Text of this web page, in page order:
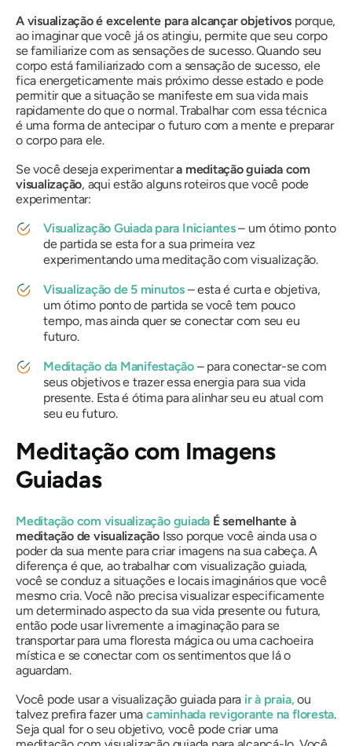
A visualização é excelente para alcançar objetivos porque,
ao imaginar que você já os atingiu, permite que seu corpo
se familiarize com as sensações de sucesso. Quando seu
corpo está familiarizado com a sensação de sucesso, ele
fica energeticamente mais próximo desse estado e pode
permitir que a situação se manifeste em sua vida mais
rapidamente do que o normal. Trabalhar com essa técnica
é uma forma de antecipar o futuro com a mente e preparar
o corpo para ele.
Se você deseja experimentara meditação guiada com
visualização, aqui estão alguns roteiros que você pode
experimentar:
Visualização Guiada para Iniciantes– um ótimo ponto
de partida se esta for a sua primeira vez
experimentando uma meditação com visualização.
Visualização de 5 minutos – esta é curta e objetiva,
um ótimo ponto de partida se você tem pouco
tempo, mas ainda quer se conectar com seu eu
futuro.
Meditação da Manifestação – para conectar-se com
seus objetivos e trazer essa energia para sua vida
presente. Esta é ótima para alinhar seu eu atual com
seu eu futuro.
Meditação com Imagens
Guiadas
Meditação com visualização guiada É semelhante à
meditação de visualização Isso porque você ainda usa o
poder da sua mente para criar imagens na sua cabeça. A
diferença é que, ao trabalhar com visualização guiada,
você se conduz a situações e locais imaginários que você
mesmo cria. Você não precisa visualizar especificamente
um determinado aspecto da sua vida presente ou futura,
então pode usar livremente a imaginação para se
transportar para uma floresta mágica ou uma cachoeira
mística e se conectar com os sentimentos que lá o
aguardam.
Você pode usar a visualização guiada para ir à praia,ou
talvez prefira fazer uma caminhada revigorante na floresta.
Seja qual for o seu objetivo, você pode criar uma